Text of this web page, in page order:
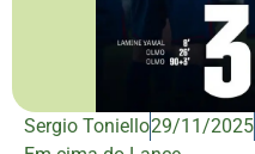
Sergio Toniello29/11/2025